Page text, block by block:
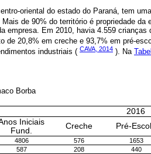
oriental do estado do Paraná, tem
Mais de 90% do território é propriedade da
empresa. Em 2010, havia 4.559 crianças
de 20,8% em creche e 93,7% em pré-
industriais ( CAVA, 2014 ). Na
Borba
2016
Iniciais
Fund.
Creche Pré-
4806 576 1653
587 208 440